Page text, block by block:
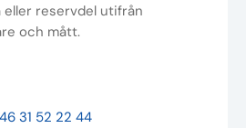
reservdel utifrån
och mått.
31 52 22 44